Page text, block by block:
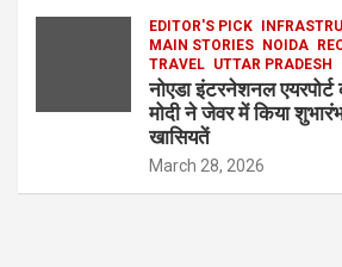
EDITOR'S PICK
MAIN STORIES
NOIDA
TRAVEL UTTAR PRADESH
नोएडा इंटरनेशनल
मोदी ने जेवर में किया
खासियतें
March 28, 2026